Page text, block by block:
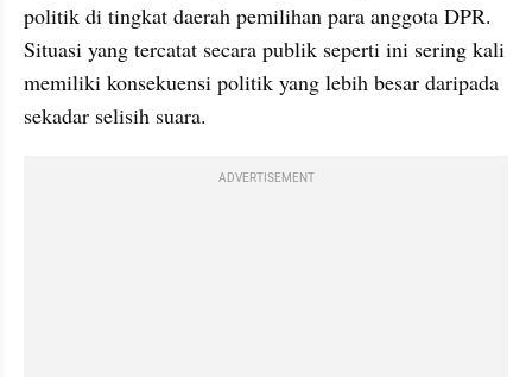
politik di tingkat daerah pemilihan para anggota DPR.
Situasi yang tercatat secara publik seperti ini sering kali
memiliki konsekuensi politik yang lebih besar daripada
sekadar selisih suara.
ADVERTISEMENT